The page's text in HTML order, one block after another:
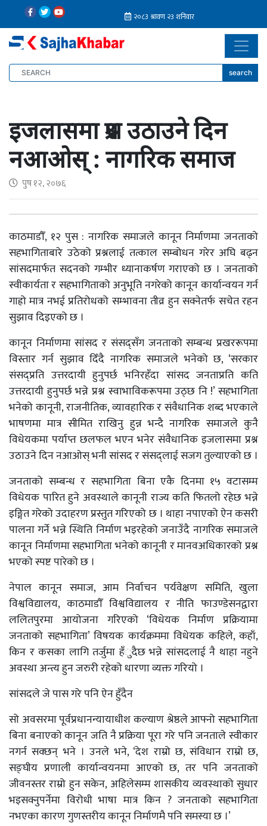
search
इजलासमा प्रश्न उठाउने दिन
नआओस् : नागरिक समाज
पुष १२, २०७६
काठमाडौँ, १२ पुस : नागरिक समाजले कानून निर्माणमा जनताको
सहभागिताबारे उठेको प्रश्नलाई तत्काल सम्बोधन गरेर अघि बढ्न
सांसदमार्फत सदनको गम्भीर ध्यानाकर्षण गराएको छ । जनताको
स्वीकार्यता र सहभागिताको अनुभूति नगरेको कानून कार्यान्वयन गर्न
गाह्रो मात्र नभई प्रतिरोधको सम्भावना तीव्र हुन सक्नेतर्फ सचेत रहन
सुझाव दिइएको छ ।
कानून निर्माणमा सांसद र संसद्सँग जनताको सम्बन्ध प्रखररूपमा
विस्तार गर्न सुझाव दिँदै नागरिक समाजले भनेको छ, ‘सरकार
संसद्प्रति उत्तरदायी हुनुपर्छ भनिरहँदा सांसद जनताप्रति कति
उत्तरदायी हुनुपर्छ भन्ने प्रश्न स्वाभाविकरूपमा उठ्छ नि !’ सहभागिता
भनेको कानूनी, राजनीतिक, व्यावहारिक र संवैधानिक शब्द भएकाले
भाषणमा मात्र सीमित राखिनु हुन्न भन्दै नागरिक समाजले कुनै
विधेयकमा पर्याप्त छलफल भएन भनेर संवैधानिक इजलासमा प्रश्न
उठाउने दिन नआओस् भनी सांसद र संसद्लाई सजग तुल्याएको छ ।
जनताको सम्बन्ध र सहभागिता बिना एकै दिनमा १५ वटासम्म
विधेयक पारित हुने अवस्थाले कानूनी राज्य कति फितलो रहेछ भन्ने
इङ्गित गरेको उदाहरण प्रस्तुत गरिएको छ । थाहा नपाएको ऐन कसरी
पालना गर्ने भन्ने स्थिति निर्माण भइरहेको जनाउँदै नागरिक समाजले
कानून निर्माणमा सहभागिता भनेको कानूनी र मानवअधिकारको प्रश्न
भएको स्पष्ट पारेको छ ।
नेपाल कानून समाज, आम निर्वाचन पर्यवेक्षण समिति, खुला
विश्वविद्यालय, काठमाडौँ विश्वविद्यालय र नीति फाउण्डेसनद्वारा
ललितपुरमा आयोजना गरिएको ‘विधेयक निर्माण प्रक्रियामा
जनताको सहभागिता’ विषयक कार्यक्रममा विधेयक कहिले, कहाँ,
किन र कसका लागि तर्जुमा हँुदैछ भन्ने सांसदलाई नै थाहा नहुने
अवस्था अन्त्य हुन जरुरी रहेको धारणा व्यक्त गरियो ।
सांसदले जे पास गरे पनि ऐन हुँदैन
सो अवसरमा पूर्वप्रधानन्यायाधीश कल्याण श्रेष्ठले आफ्नो सहभागिता
बिना बनाएको कानून जति नै प्रक्रिया पूरा गरे पनि जनताले स्वीकार
नगर्न सक्छन् भने । उनले भने, ‘देश राम्रो छ, संविधान राम्रो छ,
सङ्घीय प्रणाली कार्यान्वयनमा आएको छ, तर पनि जनताको
जीवनस्तर राम्रो हुन सकेन, अहिलेसम्म शासकीय व्यवस्थाको सुधार
भइसक्नुपर्नेमा विरोधी भाषा मात्र किन ? जनताको सहभागिता
नभएका कारण गुणस्तरीय कानून निर्माणमै पनि समस्या छ ।’